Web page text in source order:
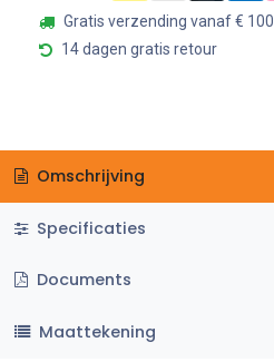
Gratis verzending vanaf € 100
14 dagen gratis retour
Omschrijving
Specificaties
Documents
Maattekening